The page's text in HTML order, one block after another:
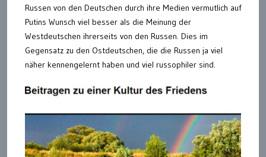
Russen von den Deutschen durch ihre Medien vermutlich auf
Putins Wunsch viel besser als die Meinung der
Westdeutschen ihrerseits von den Russen. Dies im
Gegensatz zu den Ostdeutschen, die die Russen ja viel
näher kennengelernt haben und viel russophiler sind.